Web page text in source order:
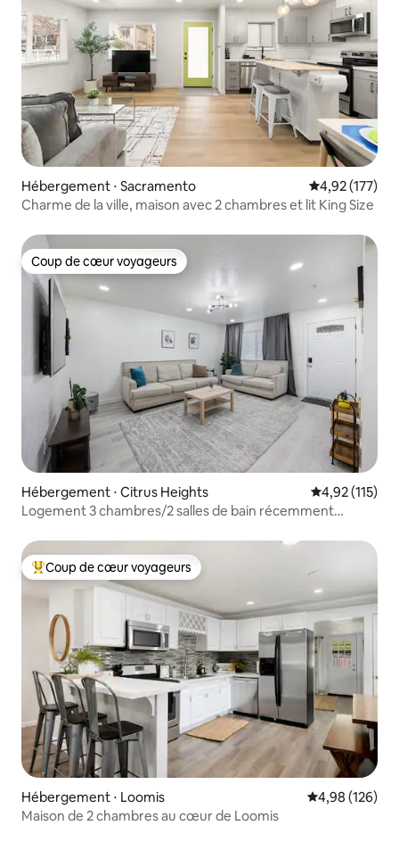
Hébergement ⋅ Sacramento Évaluation
4,92 (177)
Charme de la ville, maison avec 2 chambres et lit King Size
Coup de cœur voyageurs
Coup de cœur voyageurs
Hébergement ⋅ Citrus Heights Évaluation
4,92 (115)
Logement 3 chambres/2 salles de bain récemment
Coups de cœur voyageurs les plus appréciés
Coup de cœur voyageurs
Hébergement ⋅ Loomis Évaluation
4,98 (126)
Maison de 2 chambres au cœur de Loomis